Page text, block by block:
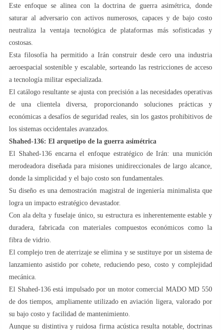
Este enfoque se alinea con la doctrina de guerra asimétrica, donde
saturar al adversario con activos numerosos, capaces y de bajo costo
neutraliza la ventaja tecnológica de plataformas más sofisticadas y
costosas.
Esta filosofía ha permitido a Irán construir desde cero una industria
aeroespacial sostenible y escalable, sorteando las restricciones de acceso
a tecnología militar especializada.
El catálogo resultante se ajusta con precisión a las necesidades operativas
de una clientela diversa, proporcionando soluciones prácticas y
económicas a desafíos de seguridad reales, sin los gastos prohibitivos de
los sistemas occidentales avanzados.
Shahed-136: El arquetipo de la guerra asimétrica
El Shahed-136 encarna el enfoque estratégico de Irán: una munición
merodeadora diseñada para misiones unidireccionales de largo alcance,
donde la simplicidad y el bajo costo son fundamentales.
Su diseño es una demostración magistral de ingeniería minimalista que
logra un impacto estratégico devastador.
Con ala delta y fuselaje único, su estructura es inherentemente estable y
duradera, fabricada con materiales compuestos económicos como la
fibra de vidrio.
El complejo tren de aterrizaje se elimina y se sustituye por un sistema de
lanzamiento asistido por cohete, reduciendo peso, costo y complejidad
mecánica.
El Shahed-136 está impulsado por un motor comercial MADO MD 550
de dos tiempos, ampliamente utilizado en aviación ligera, valorado por
su bajo costo y facilidad de mantenimiento.
Aunque su distintiva y ruidosa firma acústica resulta notable, doctrinas